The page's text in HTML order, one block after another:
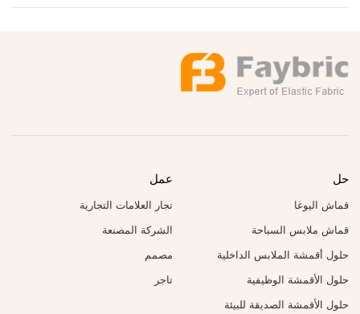
حل
قماش اليوغا
قماش ملابس السباحة
حلول أقمشة الملابس الداخلية
حلول الأقمشة الوظيفية
حلول الأقمشة الصديقة للبيئة
عمل
تجار العلامات التجارية
الشركة المصنعة
مصمم
تاجر